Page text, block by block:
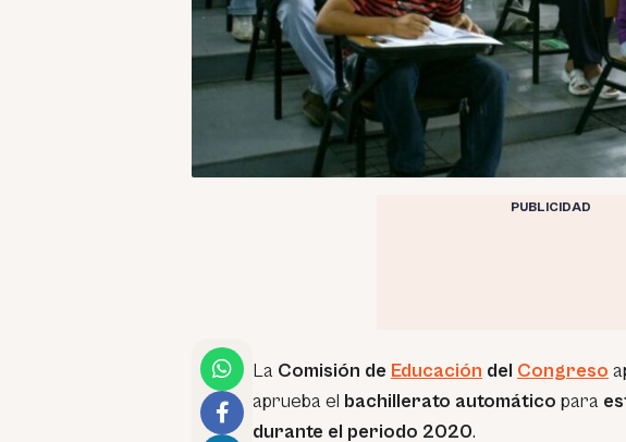
PUBLICIDAD
La Comisión de Educación del Congreso
aprueba el bachillerato automático para
durante el periodo 2020.